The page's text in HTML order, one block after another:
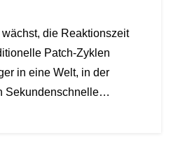
die Reaktionszeit
Patch-Zyklen
in eine Welt, in der
Sekundenschnelle…